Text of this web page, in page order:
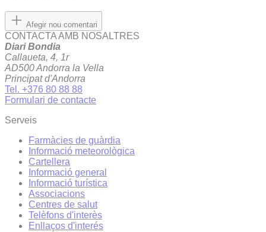
Afegir nou comentari
CONTACTA AMB NOSALTRES
Diari Bondia
Callaueta, 4, 1r
AD500 Andorra la Vella
Principat d'Andorra
Tel. +376 80 88 88
Formulari de contacte
Serveis
Farmàcies de guàrdia
Informació meteorològica
Cartellera
Informació general
Informació turística
Associacions
Centres de salut
Telèfons d'interès
Enllaços d'interés